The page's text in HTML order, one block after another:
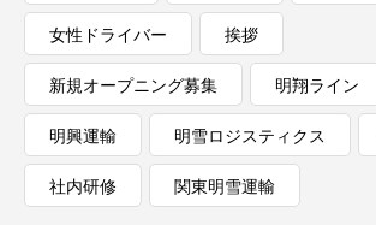
女性ドライバー 挨拶
新規オープニング募集 明翔ライン
明興運輸 明雪ロジスティクス
社内研修 関東明雪運輸